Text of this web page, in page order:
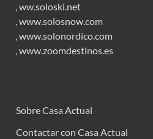
,ww.soloski.net
,www.solosnow.com
,www.solonordico.com
,www.zoomdestinos.es
Sobre Casa Actual
Contactar con Casa Actual